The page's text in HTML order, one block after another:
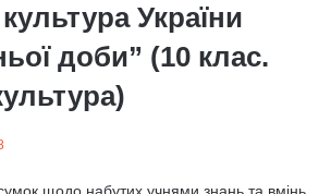
України
доби” (10 клас.